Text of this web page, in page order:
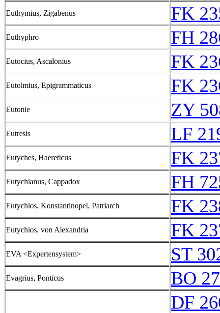
Euthymius, Zigabenus FK
Euthyphro FH
Eutocius, Ascalonius FK
Eutolmius, Epigrammaticus FK
Eutonie ZY
Eutresis LF
Eutyches, Haereticus FK
Eutychianus, Cappadox FH
Eutychios, Konstantinopel, Patriarch FK
Eutychios, von Alexandria FK
EVA <Expertensystem> ST
Evagrius, Ponticus BO
DF